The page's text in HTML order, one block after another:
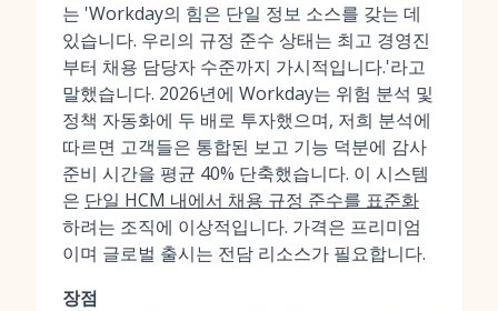
는 'Workday의 힘은 단일 정보 소스를 갖는 데
있습니다. 우리의 규정 준수 상태는 최고 경영진
부터 채용 담당자 수준까지 가시적입니다.'라고
말했습니다. 2026년에 Workday는 위험 분석 및
정책 자동화에 두 배로 투자했으며, 저희 분석에
따르면 고객들은 통합된 보고 기능 덕분에 감사
준비 시간을 평균 40% 단축했습니다. 이 시스템
은 단일 HCM 내에서 채용 규정 준수를 표준화
하려는 조직에 이상적입니다. 가격은 프리미엄
이며 글로벌 출시는 전담 리소스가 필요합니다.
장점